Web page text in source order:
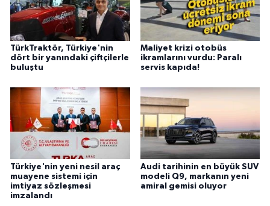
TürkTraktör, Türkiye'nin
dört bir yanındaki çiftçilerle
buluştu
Maliyet krizi otobüs
ikramlarını vurdu: Paralı
servis kapıda!
Türkiye'nin yeni nesil araç
muayene sistemi için
imtiyaz sözleşmesi
imzalandı
Audi tarihinin en büyük SUV
modeli Q9, markanın yeni
amiral gemisi oluyor